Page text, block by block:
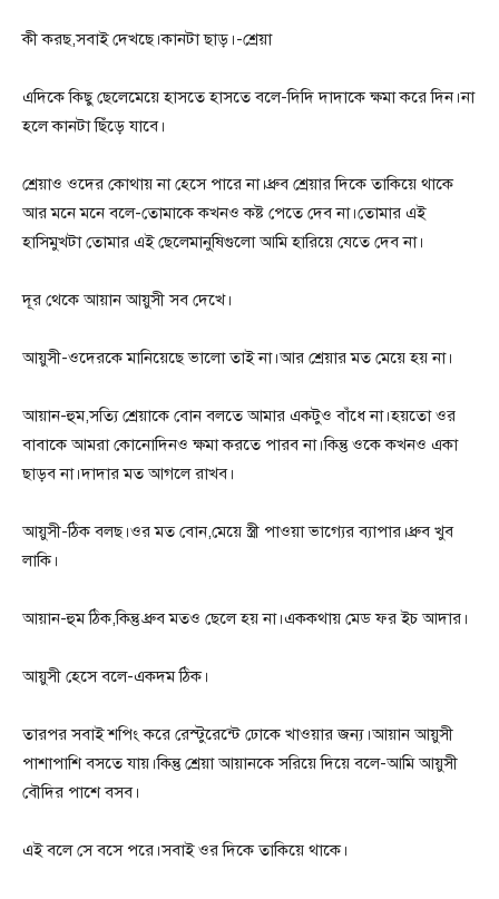
কী করছ,সবাই দেখছে।কানটা ছাড়।-শ্রেয়া
এদিকে কিছু ছেলেমেয়ে হাসতে হাসতে বলে-দিদি দাদাকে ক্ষমা করে দিন।না
হলে কানটা ছিঁড়ে যাবে।
শ্রেয়াও ওদের কোথায় না হেসে পারে না।ধ্রুব শ্রেয়ার দিকে তাকিয়ে থাকে
আর মনে মনে বলে-তোমাকে কখনও কষ্ট পেতে দেব না।তোমার এই
হাসিমুখটা তোমার এই ছেলেমানুষিগুলো আমি হারিয়ে যেতে দেব না।
দূর থেকে আয়ান আয়ুসী সব দেখে।
আয়ুসী-ওদেরকে মানিয়েছে ভালো তাই না।আর শ্রেয়ার মত মেয়ে হয় না।
আয়ান-হুম,সত্যি শ্রেয়াকে বোন বলতে আমার একটুও বাঁধে না।হয়তো ওর
বাবাকে আমরা কোনোদিনও ক্ষমা করতে পারব না।কিন্তু ওকে কখনও একা
ছাড়ব না।দাদার মত আগলে রাখব।
আয়ুসী-ঠিক বলছ।ওর মত বোন,মেয়ে স্ত্রী পাওয়া ভাগ্যের ব্যাপার।ধ্রুব খুব
লাকি।
আয়ান-হুম ঠিক,কিন্তু ধ্রুব মতও ছেলে হয় না।এককথায় মেড ফর ইচ আদার।
আয়ুসী হেসে বলে-একদম ঠিক।
তারপর সবাই শপিং করে রেস্টুরেন্টে ঢোকে খাওয়ার জন্য।আয়ান আয়ুসী
পাশাপাশি বসতে যায়।কিন্তু শ্রেয়া আয়ানকে সরিয়ে দিয়ে বলে-আমি আয়ুসী
বৌদির পাশে বসব।
এই বলে সে বসে পরে।সবাই ওর দিকে তাকিয়ে থাকে।